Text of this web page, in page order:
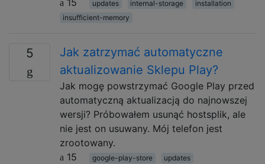
updates internal-storage
installation
insufficient-memory
5
Jak zatrzymać automatyczne
aktualizowanie Sklepu Play?
Jak mogę powstrzymać Google Play przed
automatyczną aktualizacją do najnowszej
wersji? Próbowałem usunąć hostsplik, ale
nie jest on usuwany. Mój telefon jest
zrootowany.
15
google-play-store updates